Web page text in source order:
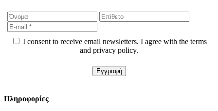
I consent to receive email newsletters. I agree with the terms
and privacy policy.
Πληροφορίες